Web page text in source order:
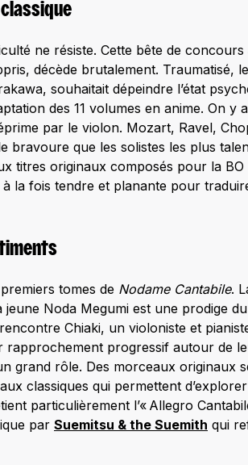
ne résiste. Cette bête de
décède brutalement. Traumatisé,
souhaitait dépeindre l’état
des 11 volumes en anime. On y
par le violon. Mozart, Ravel,
bravoure que les solistes les plus
titres originaux composés pour la BO
la fois tendre et planante pour
tomes de Nodame Cantabile.
Noda Megumi est une prodige
Chiaki, un violoniste et
rapprochement progressif autour de
grand rôle. Des morceaux originaux
classiques qui permettent
particulièrement l’« Allegro
par Suemitsu & the Suemith qui